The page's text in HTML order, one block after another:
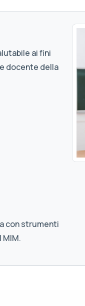
ai fini
docente della
con strumenti